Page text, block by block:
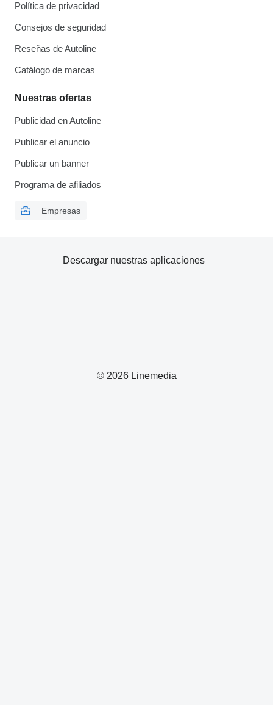
Política de privacidad
Consejos de seguridad
Reseñas de Autoline
Catálogo de marcas
Nuestras ofertas
Publicidad en Autoline
Publicar el anuncio
Publicar un banner
Programa de afiliados
Empresas
© 2026 Linemedia
Descargar nuestras aplicaciones